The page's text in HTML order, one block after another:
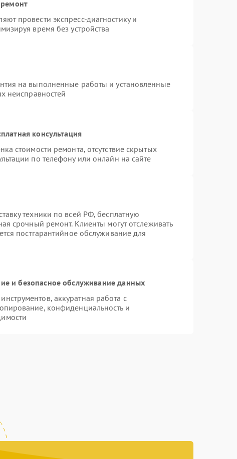
провести экспресс-диагностику и
время без устройства
на выполненные работы и установленные
неисправностей
консультация
стоимости ремонта, отсутствие скрытых
по телефону или онлайн на сайте
техники по всей РФ, бесплатную
срочный ремонт. Клиенты могут отслеживать
постгарантийное обслуживание для
и безопасное обслуживание данных
аккуратная работа с
конфиденциальность и